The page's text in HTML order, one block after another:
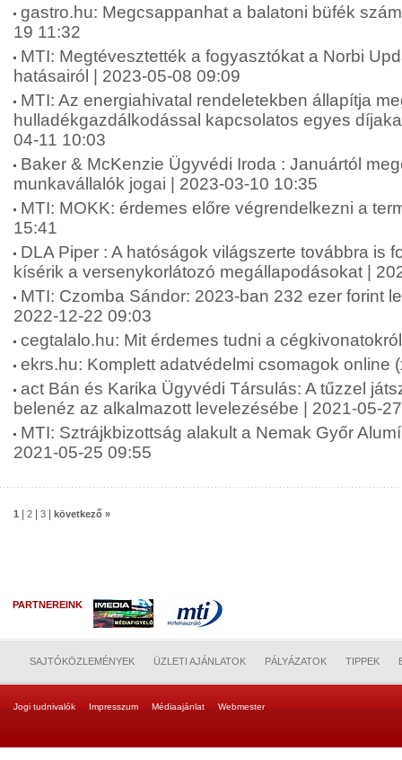
gastro.hu: Megcsappanhat a balatoni büfék
19 11:32
MTI: Megtévesztették a fogyasztókat a Norbi
hatásairól | 2023-05-08 09:09
MTI: Az energiahivatal rendeletekben állapítja
hulladékgazdálkodással kapcsolatos egyes
04-11 10:03
Baker & McKenzie Ügyvédi Iroda : Januártól
munkavállalók jogai | 2023-03-10 10:35
MTI: MOKK: érdemes előre végrendelkezni a
15:41
DLA Piper : A hatóságok világszerte továbbra is
kísérik a versenykorlátozó megállapodásokat |
MTI: Czomba Sándor: 2023-ban 232 ezer forint
2022-12-22 09:03
cegtalalo.hu: Mit érdemes tudni a
ekrs.hu: Komplett adatvédelmi csomagok online
act Bán és Karika Ügyvédi Társulás: A tűzzel
belenéz az alkalmazott levelezésébe | 2021-05-
MTI: Sztrájkbizottság alakult a Nemak Győr
2021-05-25 09:55
1 2 3 következő »
PARTNEREINK
SAJTÓKÖZLEMÉNYEK ÜZLETI AJÁNLATOK PÁLYÁZATOK TIPPEK
Jogi tudnivalók Impresszum Médiaajánlat Webmester